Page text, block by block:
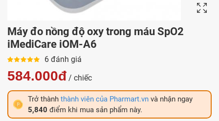
Máy đo nồng độ oxy trong máu SpO2
iMediCare iOM-A6
6 đánh giá
584.000đ / chiếc
Trở thành thành viên của Pharmart.vn và nhận ngay
5,840 điểm khi mua sản phẩm này.